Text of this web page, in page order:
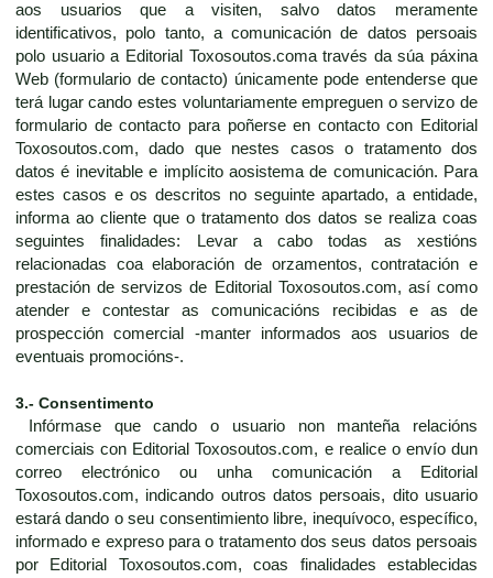
aos usuarios que a visiten, salvo datos meramente
identificativos, polo tanto, a comunicación de datos persoais
polo usuario a Editorial Toxosoutos.coma través da súa páxina
Web (formulario de contacto) únicamente pode entenderse que
terá lugar cando estes voluntariamente empreguen o servizo de
formulario de contacto para poñerse en contacto con Editorial
Toxosoutos.com, dado que nestes casos o tratamento dos
datos é inevitable e implícito aosistema de comunicación. Para
estes casos e os descritos no seguinte apartado, a entidade,
informa ao cliente que o tratamento dos datos se realiza coas
seguintes finalidades: Levar a cabo todas as xestións
relacionadas coa elaboración de orzamentos, contratación e
prestación de servizos de Editorial Toxosoutos.com, así como
atender e contestar as comunicacións recibidas e as de
prospección comercial -manter informados aos usuarios de
eventuais promocións-.
3.- Consentimento
Infórmase que cando o usuario non manteña relacións
comerciais con Editorial Toxosoutos.com, e realice o envío dun
correo electrónico ou unha comunicación a Editorial
Toxosoutos.com, indicando outros datos persoais, dito usuario
estará dando o seu consentimiento libre, inequívoco, específico,
informado e expreso para o tratamento dos seus datos persoais
por Editorial Toxosoutos.com, coas finalidades establecidas